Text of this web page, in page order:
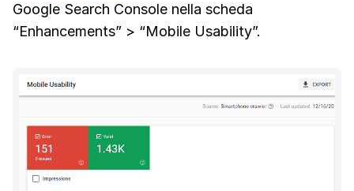
Google Search Console nella scheda
“Enhancements” > “Mobile Usability”.